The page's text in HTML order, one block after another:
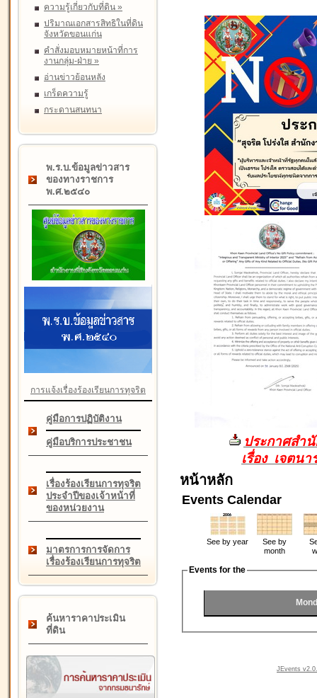
ความรู้เกี่ยวกับที่ดิน »
ปริมาณเอกสารสิทธิในที่ดิน
จังหวัดขอนแก่น
คำสั่งมอบหมายหน้าที่การ
งานกลุ่ม-ฝ่าย »
อ่านข่าวย้อนหลัง
เกร็ดความรู้
กระดานสนทนา
พ.ร.บ.ข้อมูลข่าวสาร
ของทางราชการ
พ.ศ.๒๕๔๐
การแจ้งเรื่องร้องเรียนการทุจริต
คู่มือการปฏิบัติงาน
คู่มือบริการประชาชน
เรื่องร้องเรียนการทุจริต
ประจำปีของเจ้าหน้าที่
ของหน่วยงาน
มาตรการการจัดการ
เรื่องร้องเรียนการทุจริต
ค้นหาราคาประเมิน
ที่ดิน
ประกาศสำ
เรื่อง เจตน
หน้าหลัก
Events Calendar
See by year
See by
month
Events for the
JEvents